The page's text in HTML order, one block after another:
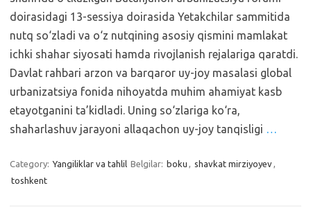
doirasidagi 13-sessiya doirasida Yetakchilar sammitida
nutq so‘zladi va o‘z nutqining asosiy qismini mamlakat
ichki shahar siyosati hamda rivojlanish rejalariga qaratdi.
Davlat rahbari arzon va barqaror uy-joy masalasi global
urbanizatsiya fonida nihoyatda muhim ahamiyat kasb
etayotganini ta’kidladi. Uning so‘zlariga ko‘ra,
shaharlashuv jarayoni allaqachon uy-joy tanqisligi …
Category: Yangiliklar va tahlil Belgilar: boku , shavkat mirziyoyev,
toshkent